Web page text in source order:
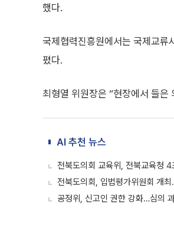
했다.
국제협력진흥원에서는 국제교류
폈다.
최형열 위원장은 “현장에서 들은
AI 추천 뉴스
전북도의회 교육위, 전북교육청
전북도의회, 입법평가위원회 개
공정위, 신고인 권한 강화…심의